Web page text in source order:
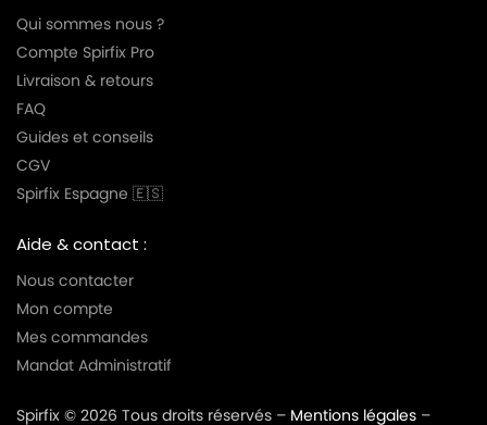
Qui sommes nous ?
Compte Spirfix Pro
Livraison & retours
FAQ
Guides et conseils
CGV
Spirfix Espagne 🇪🇸
Aide & contact :
Nous contacter
Mon compte
Mes commandes
Mandat Administratif
Spirfix © 2026 Tous droits réservés – Mentions légales –